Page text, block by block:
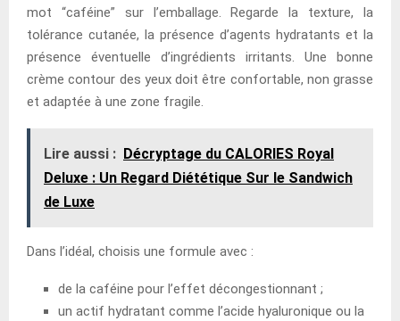
mot “caféine” sur l’emballage. Regarde la texture, la
tolérance cutanée, la présence d’agents hydratants et la
présence éventuelle d’ingrédients irritants. Une bonne
crème contour des yeux doit être confortable, non grasse
et adaptée à une zone fragile.
Lire aussi : Décryptage du CALORIES Royal
Deluxe : Un Regard Diététique Sur le Sandwich
de Luxe
Dans l’idéal, choisis une formule avec :
de la caféine pour l’effet décongestionnant ;
un actif hydratant comme l’acide hyaluronique ou la